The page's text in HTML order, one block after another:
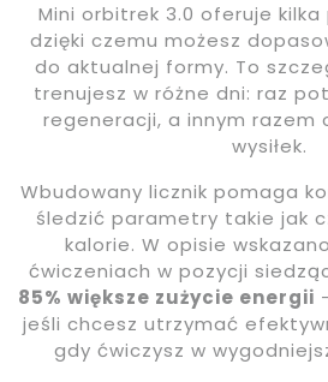
Mini orbitrek 3.0 oferuje
dzięki czemu możesz
do aktualnej formy. To
trenujesz w różne dni: raz
regeneracji, a innym razem
wysiłek.
Wbudowany licznik pomaga
śledzić parametry takie jak
kalorie. W opisie
ćwiczeniach w pozycji
85% większe zużycie energii
jeśli chcesz utrzymać
gdy ćwiczysz w